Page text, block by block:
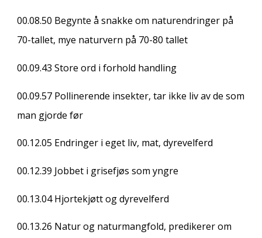
00.08.50 Begynte å snakke om naturendringer på
70-tallet, mye naturvern på 70-80 tallet
00.09.43 Store ord i forhold handling
00.09.57 Pollinerende insekter, tar ikke liv av de som
man gjorde før
00.12.05 Endringer i eget liv, mat, dyrevelferd
00.12.39 Jobbet i grisefjøs som yngre
00.13.04 Hjortekjøtt og dyrevelferd
00.13.26 Natur og naturmangfold, predikerer om